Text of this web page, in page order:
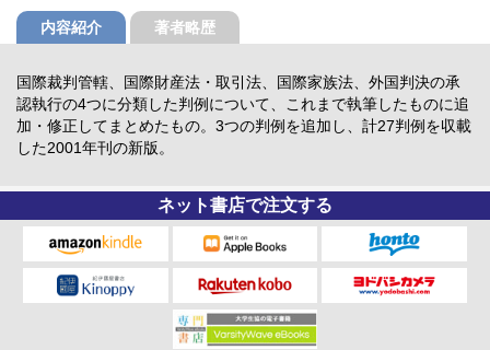
内容紹介 著者略歴
国際裁判管轄、国際財産法・取引法、国際家族法、外国判決の承
認執行の4つに分類した判例について、これまで執筆したものに追
加・修正してまとめたもの。3つの判例を追加し、計27判例を収載
した2001年刊の新版。
ネット書店で注文する